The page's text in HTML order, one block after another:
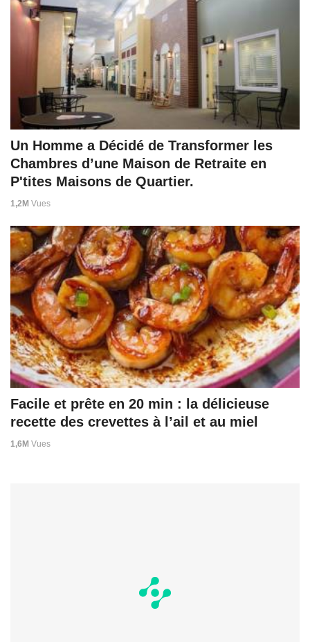
Un Homme a Décidé de Transformer les
Chambres d’une Maison de Retraite en
P'tites Maisons de Quartier.
1,2M Vues
Facile et prête en 20 min : la délicieuse
recette des crevettes à l’ail et au miel
1,6M Vues